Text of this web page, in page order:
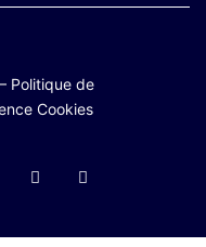
– Politique de
Cookies